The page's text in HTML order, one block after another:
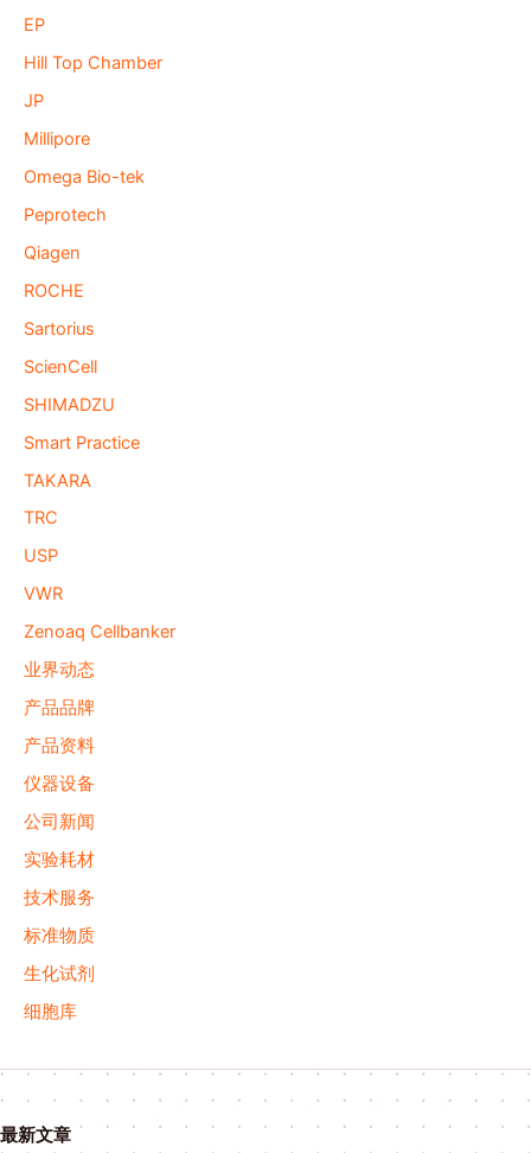
EP
Hill Top Chamber
JP
Millipore
Omega Bio-tek
Peprotech
Qiagen
ROCHE
Sartorius
ScienCell
SHIMADZU
Smart Practice
TAKARA
TRC
USP
VWR
Zenoaq Cellbanker
业界动态
产品品牌
产品资料
仪器设备
公司新闻
实验耗材
技术服务
标准物质
生化试剂
细胞库
最新文章